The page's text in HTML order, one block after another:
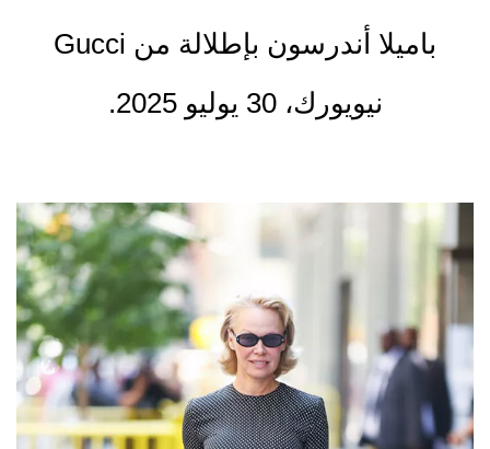
باميلا أندرسون بإطلالة من Gucci
نيويورك، 30 يوليو 2025.